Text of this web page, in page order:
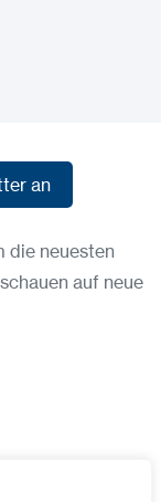
an
die neuesten
auf neue